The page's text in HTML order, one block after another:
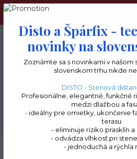
Navštívte tiež náš terceshop.sk,
+421 903 277 085
Terasové lišty a profily na terče | doplnky
Disto a Špárfix -
novinky na
Zoznámte sa s novinkami v
slovenskom trhu nikde
DISTO - Stenová
Profesionálne, elegantné, funkčné
medzi dlažbou a
- ideálny pre omietky, ukončenie
terasu
- eliminuje riziko prasklín
- odvádza vlhkosť pri
- jednoduchá a rýchla